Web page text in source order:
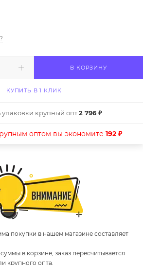
В КОРЗИНУ
КУПИТЬ В 1 КЛИК
упаковки крупный опт2 796 ₽
оптом вы экономите 192 ₽
покупки в нашем магазине составляет
в корзине, заказ пересчитывается
крупного опта.